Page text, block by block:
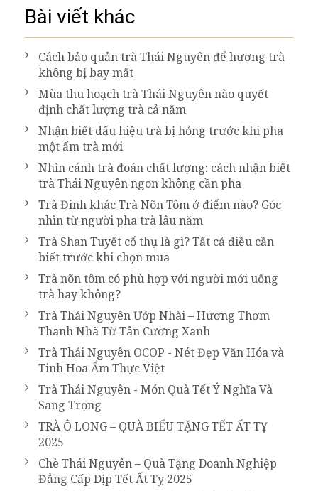
Bài viết khác
Cách bảo quản trà Thái Nguyên để hương trà
không bị bay mất
Mùa thu hoạch trà Thái Nguyên nào quyết
định chất lượng trà cả năm
Nhận biết dấu hiệu trà bị hỏng trước khi pha
một ấm trà mới
Nhìn cánh trà đoán chất lượng: cách nhận biết
trà Thái Nguyên ngon không cần pha
Trà Đinh khác Trà Nõn Tôm ở điểm nào? Góc
nhìn từ người pha trà lâu năm
Trà Shan Tuyết cổ thụ là gì? Tất cả điều cần
biết trước khi chọn mua
Trà nõn tôm có phù hợp với người mới uống
trà hay không?
Trà Thái Nguyên Ướp Nhài – Hương Thơm
Thanh Nhã Từ Tân Cương Xanh
Trà Thái Nguyên OCOP - Nét Đẹp Văn Hóa và
Tinh Hoa Ẩm Thực Việt
Trà Thái Nguyên - Món Quà Tết Ý Nghĩa Và
Sang Trọng
TRÀ Ô LONG – QUÀ BIẾU TẶNG TẾT ẤT TỴ
2025
Chè Thái Nguyên – Quà Tặng Doanh Nghiệp
Đẳng Cấp Dịp Tết Ất Tỵ 2025